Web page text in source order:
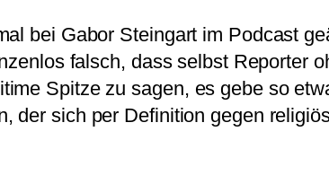
bei Gabor Steingart im Podcast
falsch, dass selbst Reporter
Spitze zu sagen, es gebe so
der sich per Definition gegen